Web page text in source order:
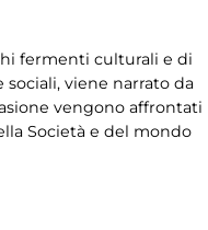
fermenti culturali e di
viene narrato da
vengono affrontati
Società e del mondo